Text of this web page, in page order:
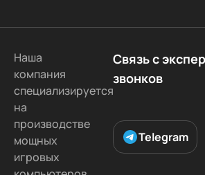
Наша
компания
специализируется
на
производстве
мощных
игровых
Связь с
звонков
Telegram